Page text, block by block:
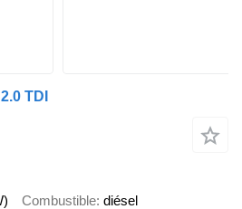
TDI
Combustible diésel